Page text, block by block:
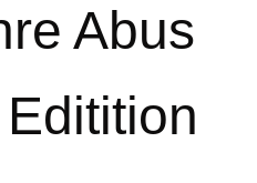
Abus